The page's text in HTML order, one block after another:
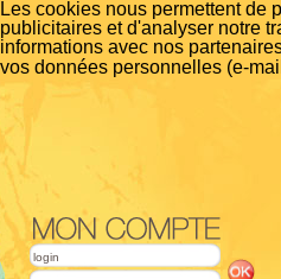
Les cookies nous permettent de
publicitaires et d'analyser notre
informations avec nos
vos données personnelles (e-